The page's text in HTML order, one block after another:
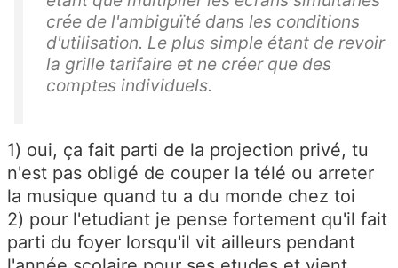
crée de l'ambiguïté dans les conditions
d'utilisation. Le plus simple étant de revoir
la grille tarifaire et ne créer que des
comptes individuels.
1) oui, ça fait parti de la projection privé, tu
n'est pas obligé de couper la télé ou arreter
la musique quand tu a du monde chez toi
2) pour l'etudiant je pense fortement qu'il fait
parti du foyer lorsqu'il vit ailleurs pendant